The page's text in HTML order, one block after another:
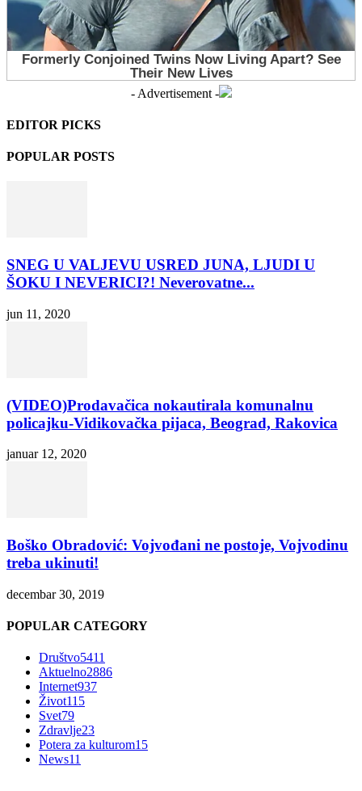
- Advertisement -
EDITOR PICKS
POPULAR POSTS
SNEG U VALJEVU USRED JUNA, LJUDI U
ŠOKU I NEVERICI?! Neverovatne...
jun 11, 2020
(VIDEO)Prodavačica nokautirala komunalnu
policajku-Vidikovačka pijaca, Beograd, Rakovica
januar 12, 2020
Boško Obradović: Vojvođani ne postoje, Vojvodinu
treba ukinuti!
decembar 30, 2019
POPULAR CATEGORY
Društvo5411
Aktuelno2886
Internet937
Život115
Svet79
Zdravlje23
Potera za kulturom15
News11